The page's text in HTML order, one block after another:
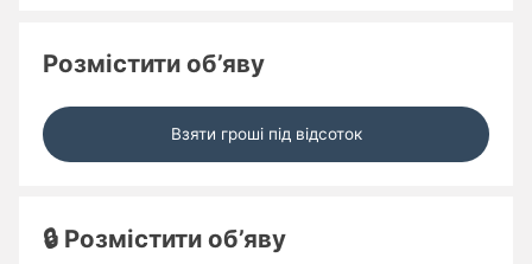
Розмістити об’яву
Взяти гроші під відсоток
🔒 Розмістити об’яву